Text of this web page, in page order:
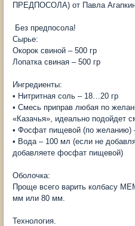
ПРЕДПОСОЛА) от Павла
Без предпосола!
Сырье:
Окорок свиной – 500 гр
Лопатка свиная – 500 гр
Ингредиенты:
• Нитритная соль – 18…20 гр
• Смесь приправ любая по
«Казачья», идеально подойдет
• Фосфат пищевой (по желанию)
• Вода – 100 мл (если не
добавляете фосфат пищевой)
Оболочка:
Проще всего варить колбасу
мм или 80 мм.
Технология.